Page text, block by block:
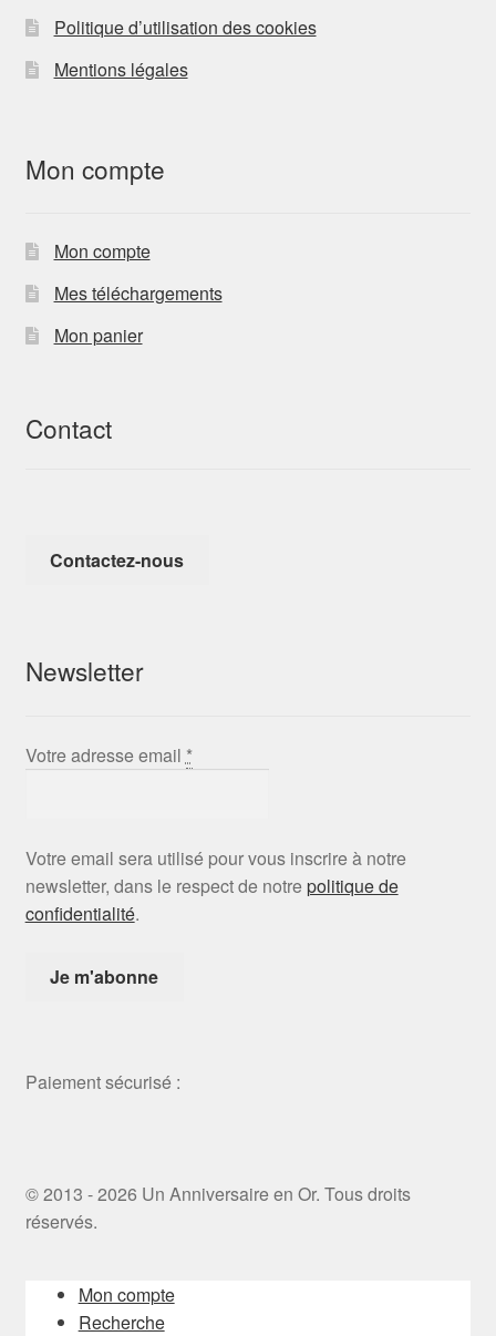
Politique d’utilisation des cookies
Mentions légales
Mon compte
Mon compte
Mes téléchargements
Mon panier
Contact
Contactez-nous
Newsletter
Votre adresse email *
Votre email sera utilisé pour vous inscrire à notre
newsletter, dans le respect de notrepolitique de
confidentialité.
Paiement sécurisé :
© 2013 - 2026 Un Anniversaire en Or. Tous droits
réservés.
Mon compte
Recherche